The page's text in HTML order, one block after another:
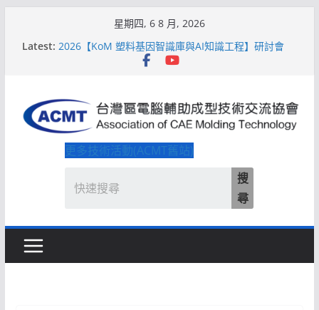
星期四, 6 8 月, 2026
Latest: 2026【QoM 射出成型高品質穩定生產】研討會
2026【KoM 塑料基因智識庫與AI知識工程】研討會
解密 AIoM 模塑智造！系列研討會於2026台北國際模
具展重磅登場
ACMT打造「Smart Molding 模塑智造平台」主題館
更多技術活動(ACMT舊站)
搜
尋